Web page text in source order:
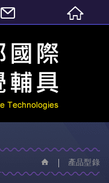
產品型錄